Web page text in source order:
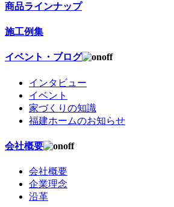
商品ラインナップ
施工例集
イベント・ブログ
インタビュー
イベント
家づくりの知識
福建ホームのお知らせ
会社概要
会社概要
企業理念
沿革